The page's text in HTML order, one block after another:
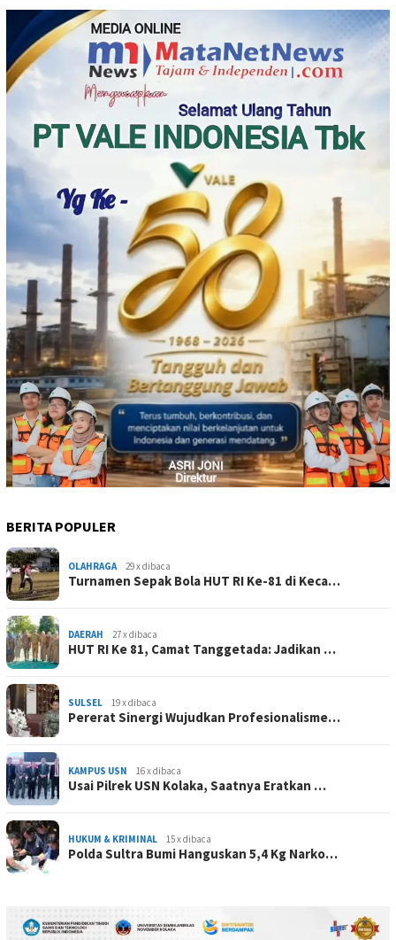
BERITA POPULER
OLAHRAGA 29 x dibaca
Turnamen Sepak Bola HUT RI Ke-81 di Keca…
DAERAH 27 x dibaca
HUT RI Ke 81, Camat Tanggetada: Jadikan …
SULSEL 19 x dibaca
Pererat Sinergi Wujudkan Profesionalisme…
KAMPUS USN 16 x dibaca
Usai Pilrek USN Kolaka, Saatnya Eratkan …
HUKUM & KRIMINAL 15 x dibaca
Polda Sultra Bumi Hanguskan 5,4 Kg Narko…